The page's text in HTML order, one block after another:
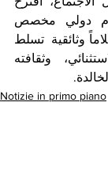
Notizie in primo piano